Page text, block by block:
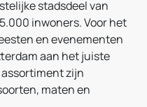
stadsdeel van
inwoners. Voor het
en evenementen
aan het juiste
zijn
maten en